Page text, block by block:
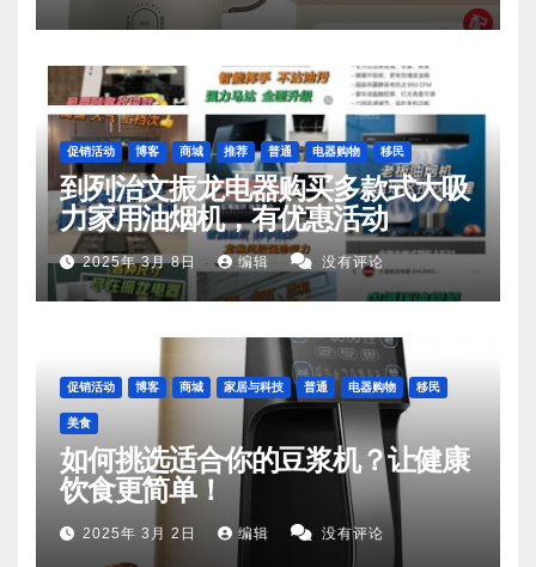
促销活动 博客 商城 推荐 普通 电器购物 移民
到列治文振龙电器购买多款式大吸
力家用油烟机，有优惠活动
2025年 3月 8日 编辑 没有评论
促销活动 博客 商城 家居与科技 普通 电器购物 移民
美食
如何挑选适合你的豆浆机？让健康
饮食更简单！
2025年 3月 2日 编辑 没有评论